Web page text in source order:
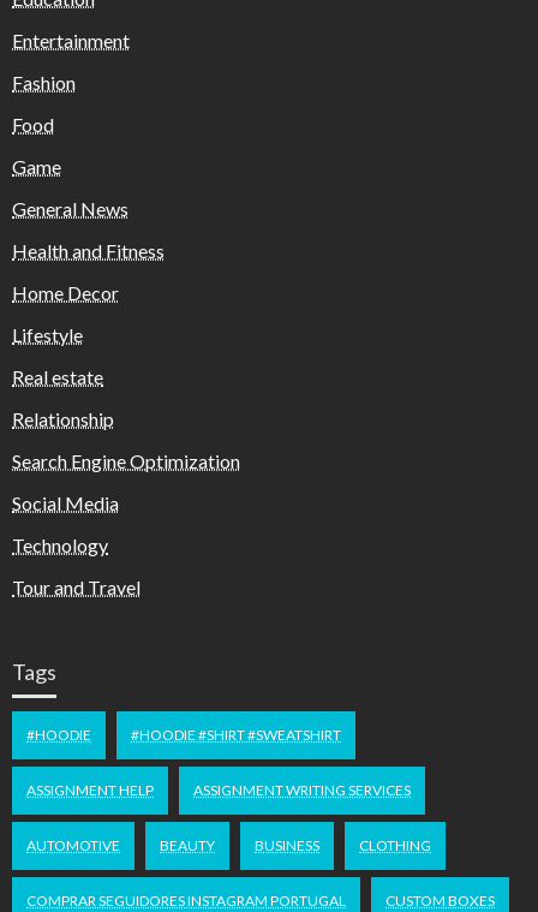
Entertainment
Fashion
Food
Game
General News
Health and Fitness
Home Decor
Lifestyle
Real estate
Relationship
Search Engine Optimization
Social Media
Technology
Tour and Travel
Tags
#HOODIE #HOODIE #SHIRT #SWEATSHIRT
ASSIGNMENT HELP ASSIGNMENT WRITING SERVICES
AUTOMOTIVE BEAUTY BUSINESS CLOTHING
COMPRAR SEGUIDORES INSTAGRAM PORTUGAL CUSTOM BOXES